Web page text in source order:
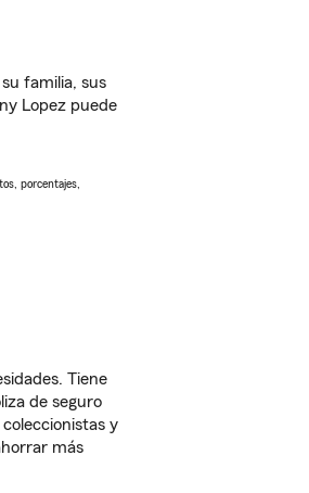
familia, sus
Lopez puede
porcentajes,
Tiene
de seguro
y
más